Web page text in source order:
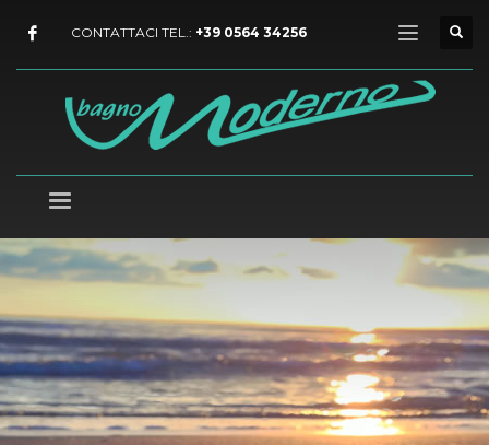
CONTATTACI TEL.: +39 0564 34256